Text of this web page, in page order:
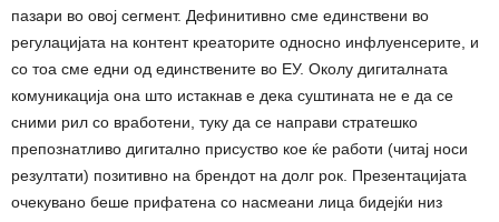
пазари во овој сегмент. Дефинитивно сме единствени во
регулацијата на контент креаторите односно инфлуенсерите, и
со тоа сме едни од единствените во ЕУ. Околу дигиталната
комуникација она што истакнав е дека суштината не е да се
сними рил со вработени, туку да се направи стратешко
препознатливо дигитално присуство кое ќе работи (читај носи
резултати) позитивно на брендот на долг рок. Презентацијата
очекувано беше прифатена со насмеани лица бидејќи низ